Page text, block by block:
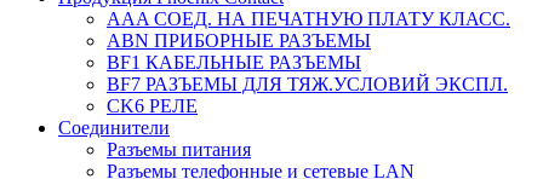
AAA СОЕД. НА ПЕЧАТНУЮ ПЛАТУ КЛАСС.
ABN ПРИБОРНЫЕ РАЗЪЕМЫ
BF1 КАБЕЛЬНЫЕ РАЗЪЕМЫ
BF7 РАЗЪЕМЫ ДЛЯ ТЯЖ.УСЛОВИЙ ЭКСПЛ.
CK6 РЕЛЕ
Соединители
Разъемы питания
Разъемы телефонные и сетевые LAN